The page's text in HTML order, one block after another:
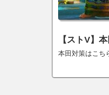
【ストV】
本田対策はこち